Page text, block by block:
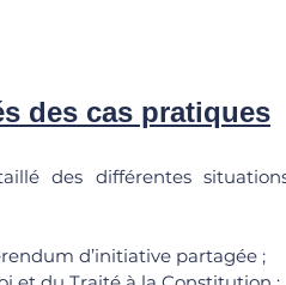
des cas pratiques
des différentes
d’initiative partagée ;